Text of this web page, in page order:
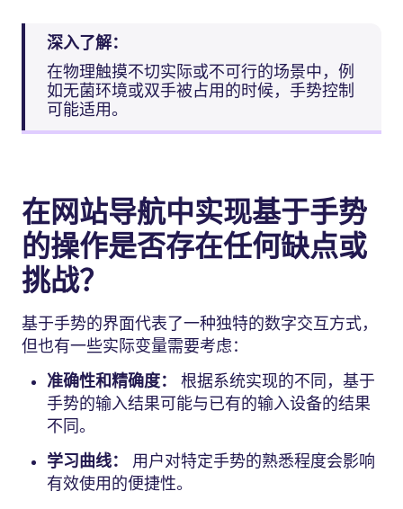
深入了解：
在物理触摸不切实际或不可行的场景中，例
如无菌环境或双手被占用的时候，手势控制
可能适用。
在网站导航中实现基于手势
的操作是否存在任何缺点或
挑战？
基于手势的界面代表了一种独特的数字交互方式，
但也有一些实际变量需要考虑：
准确性和精确度：
根据系统实现的不同，基于
手势的输入结果可能与已有的输入设备的结果
不同。
学习曲线：
用户对特定手势的熟悉程度会影响
有效使用的便捷性。